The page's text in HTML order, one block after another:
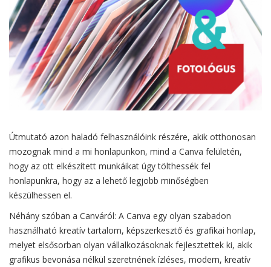
Útmutató azon haladó felhasználóink részére, akik otthonosan
mozognak mind a mi honlapunkon, mind a Canva felületén,
hogy az ott elkészített munkáikat úgy tölthessék fel
honlapunkra, hogy az a lehető legjobb minőségben
készülhessen el.
Néhány szóban a Canváról: A Canva egy olyan szabadon
használható kreatív tartalom, képszerkesztő és grafikai honlap,
melyet elsősorban olyan vállalkozásoknak fejlesztettek ki, akik
grafikus bevonása nélkül szeretnének ízléses, modern, kreatív